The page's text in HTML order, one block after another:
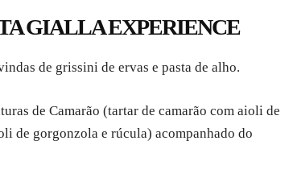
GIALLA EXPERIENCE
de grissini de ervas e pasta de alho.
de Camarão (tartar de camarão com aioli de
de gorgonzola e rúcula) acompanhado do